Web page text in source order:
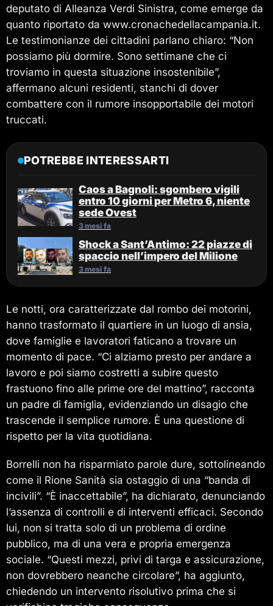
deputato di Alleanza Verdi Sinistra, come emerge da
quanto riportato da www.cronachedellacampania.it.
Le testimonianze dei cittadini parlano chiaro: “Non
possiamo più dormire. Sono settimane che ci
troviamo in questa situazione insostenibile”,
affermano alcuni residenti, stanchi di dover
combattere con il rumore insopportabile dei motori
truccati.
POTREBBE INTERESSARTI
Caos a Bagnoli: sgombero vigili
entro 10 giorni per Metro 6, niente
sede Ovest
3 mesi fa
Shock a Sant’Antimo: 22 piazze di
spaccio nell’impero del Milione
3 mesi fa
Le notti, ora caratterizzate dal rombo dei motorini,
hanno trasformato il quartiere in un luogo di ansia,
dove famiglie e lavoratori faticano a trovare un
momento di pace. “Ci alziamo presto per andare a
lavoro e poi siamo costretti a subire questo
frastuono fino alle prime ore del mattino”, racconta
un padre di famiglia, evidenziando un disagio che
trascende il semplice rumore. È una questione di
rispetto per la vita quotidiana.
Borrelli non ha risparmiato parole dure, sottolineando
come il Rione Sanità sia ostaggio di una “banda di
incivili”. “È inaccettabile”, ha dichiarato, denunciando
l’assenza di controlli e di interventi efficaci. Secondo
lui, non si tratta solo di un problema di ordine
pubblico, ma di una vera e propria emergenza
sociale. “Questi mezzi, privi di targa e assicurazione,
non dovrebbero neanche circolare”, ha aggiunto,
chiedendo un intervento risolutivo prima che si